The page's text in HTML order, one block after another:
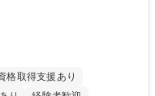
格取得支援あり